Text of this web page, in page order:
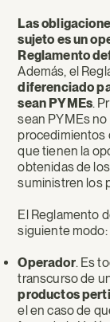
Las
sujeto es un
Reglamento
Además, el
diferenciado
sean PYMEs.
sean PYMEs
procedimientos
que tienen la
obtenidas de
suministren los
El Reglamento
siguiente modo:
Operador. Es
transcurso de
productos
el en caso de